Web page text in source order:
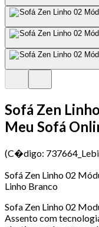
Sofá Zen
Meu Sofá
(C�digo:
Sofá Zen Linho 02
Linho Branco
Sofa Zen Linho 02
Assento com